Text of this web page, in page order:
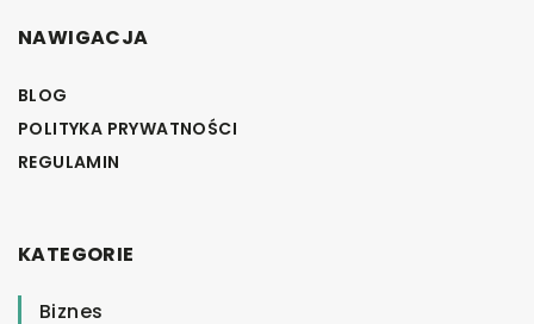
NAWIGACJA
BLOG
POLITYKA PRYWATNOŚCI
REGULAMIN
KATEGORIE
Biznes